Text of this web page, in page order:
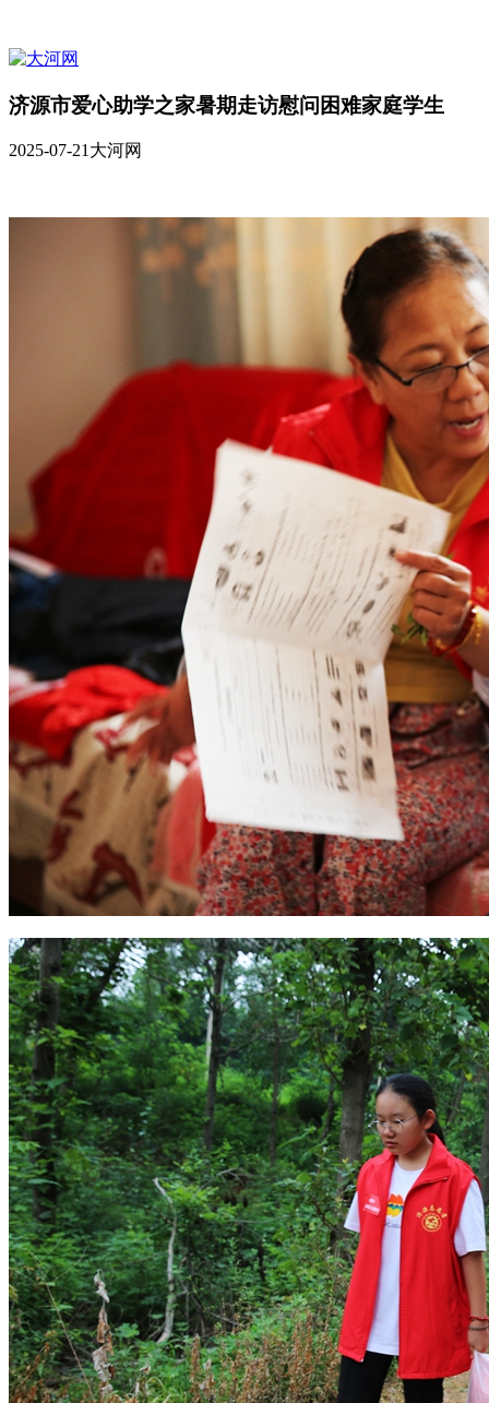
济源市爱心助学之家暑期走访慰问困难家庭学生
2025-07-21大河网